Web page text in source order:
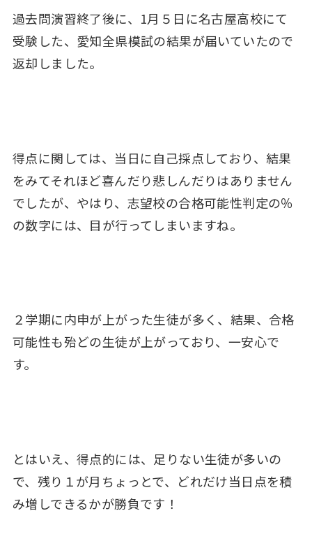
過去問演習終了後に、1月５日に名古屋高校にて
受験した、愛知全県模試の結果が届いていたので
返却しました。
得点に関しては、当日に自己採点しており、結果
をみてそれほど喜んだり悲しんだりはありません
でしたが、やはり、志望校の合格可能性判定の％
の数字には、目が行ってしまいますね。
２学期に内申が上がった生徒が多く、結果、合格
可能性も殆どの生徒が上がっており、一安心で
す。
とはいえ、得点的には、足りない生徒が多いの
で、残り１が月ちょっとで、どれだけ当日点を積
み増しできるかが勝負です！